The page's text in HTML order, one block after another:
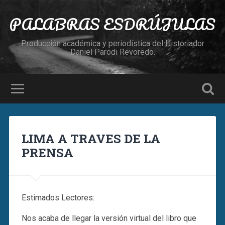
PALABRAS ESDRÚJULAS
Producción académica y periodística del Historiador
Daniel Parodi Revoredo.
LIMA A TRAVES DE LA
PRENSA
Estimados Lectores:
Nos acaba de llegar la versión virtual del libro que